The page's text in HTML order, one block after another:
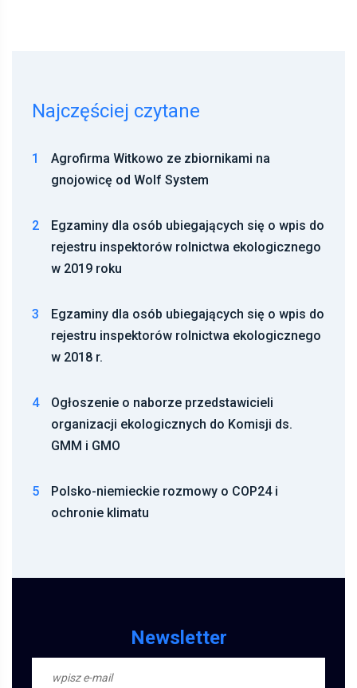
Najczęściej czytane
1
Agrofirma Witkowo ze zbiornikami na
gnojowicę od Wolf System
2
Egzaminy dla osób ubiegających się o wpis do
rejestru inspektorów rolnictwa ekologicznego
w 2019 roku
3
Egzaminy dla osób ubiegających się o wpis do
rejestru inspektorów rolnictwa ekologicznego
w 2018 r.
4
Ogłoszenie o naborze przedstawicieli
organizacji ekologicznych do Komisji ds.
GMM i GMO
5
Polsko-niemieckie rozmowy o COP24 i
ochronie klimatu
Newsletter